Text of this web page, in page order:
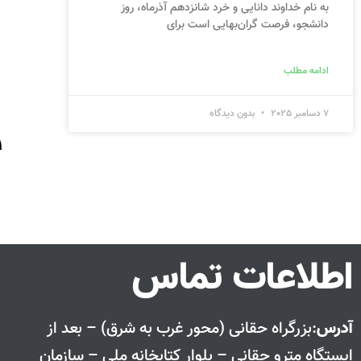
به نام خداوند دانایی و خرد شانزدهم آذرماه، روز
دانشجو، فرصت گران‌بهایی است برای
ادامه مطلب
7 دسامبر 2025 بدون دیدگاه
اطلاعات تماس
آدرس:بزرگراه حقانی (محور غرب به شرق) – بعد از